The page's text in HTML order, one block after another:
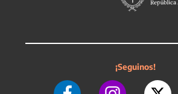
¡Seguinos!